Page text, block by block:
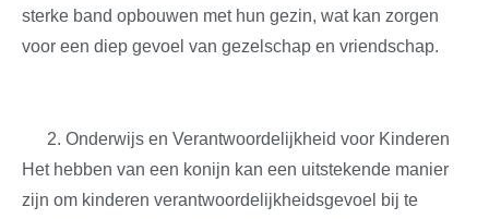
sterke band opbouwen met hun gezin, wat kan zorgen
voor een diep gevoel van gezelschap en vriendschap.
Onderwijs en Verantwoordelijkheid voor Kinderen
Het hebben van een konijn kan een uitstekende manier
zijn om kinderen verantwoordelijkheidsgevoel bij te